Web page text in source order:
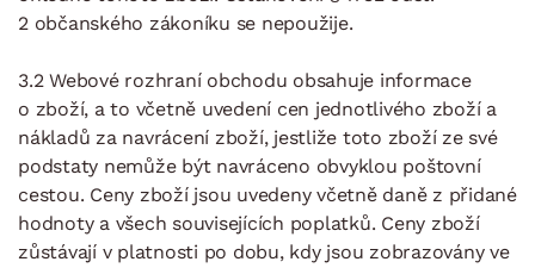
2 občanského zákoníku se nepoužije.
3.2 Webové rozhraní obchodu obsahuje informace
o zboží, a to včetně uvedení cen jednotlivého zboží a
nákladů za navrácení zboží, jestliže toto zboží ze své
podstaty nemůže být navráceno obvyklou poštovní
cestou. Ceny zboží jsou uvedeny včetně daně z přidané
hodnoty a všech souvisejících poplatků. Ceny zboží
zůstávají v platnosti po dobu, kdy jsou zobrazovány ve